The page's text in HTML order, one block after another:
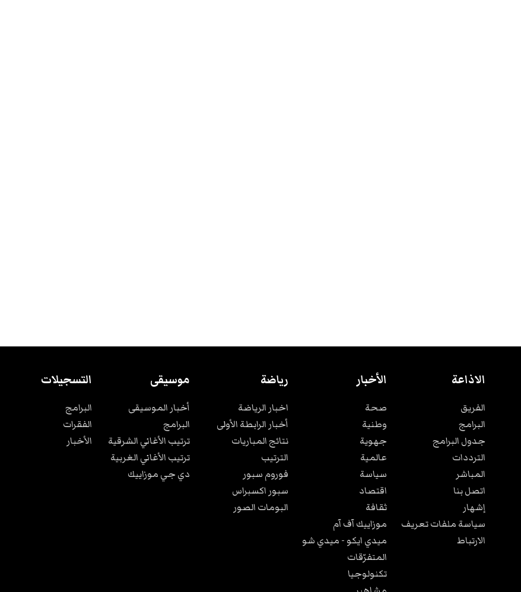
الاذاعة
الفريق
البرامج
جدول البرامج
الترددات
المباشر
اتصل بنا
إشهار
سياسة ملفات تعريف
الارتباط
الأخبار
صحة
وطنية
جهوية
عالمية
سياسة
اقتصاد
ثقافة
موزاييك آف آم
ميدي ايكو - ميدي شو
المتفرّقات
تكنولوجيا
رياضة
اخبار الرياضة
أخبار الرابطة الأولى
نتائج المباريات
الترتيب
فوروم سبور
سبور اكسبراس
البومات الصور
موسيقى
أخبار الموسيقى
البرامج
ترتيب الأغاني الشرقية
ترتيب الأغاني الغربية
دي جي موزاييك
التسجيلات
البرامج
الفقرات
الأخبار